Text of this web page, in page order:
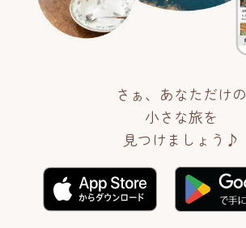
さぁ、あなただけの
小さな旅を
見つけましょう♪